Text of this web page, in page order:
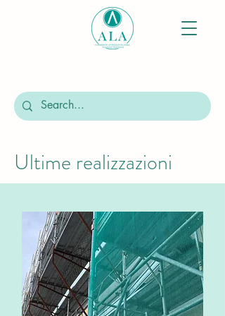
Ultime realizzazioni